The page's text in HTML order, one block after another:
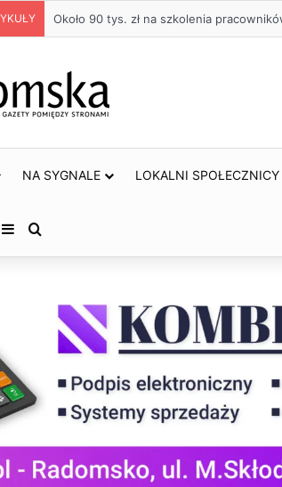
Około 90 tys. zł na szkolenia
NA SYGNALE LOKALNI SPOŁECZNICY
Sidebar